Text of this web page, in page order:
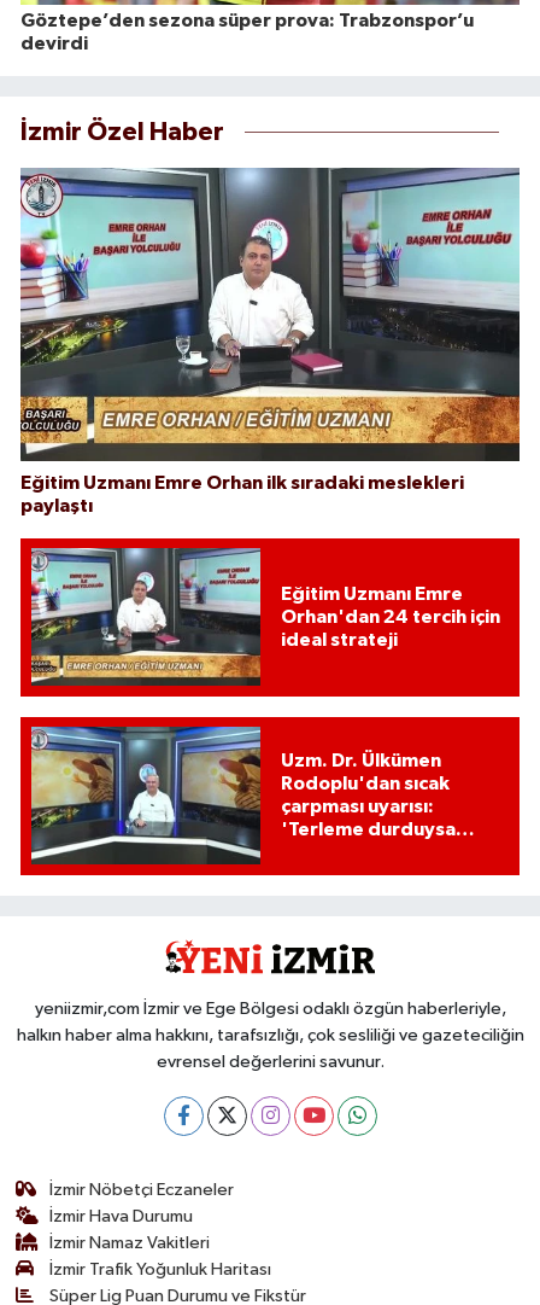
Göztepe’den sezona süper prova: Trabzonspor’u
devirdi
İzmir Özel Haber
Eğitim Uzmanı Emre Orhan ilk sıradaki meslekleri
paylaştı
Eğitim Uzmanı Emre
Orhan'dan 24 tercih için
ideal strateji
Uzm. Dr. Ülkümen
Rodoplu'dan sıcak
çarpması uyarısı:
'Terleme durduysa
başlamıştır!'
yeniizmir,com İzmir ve Ege Bölgesi odaklı özgün haberleriyle,
halkın haber alma hakkını, tarafsızlığı, çok sesliliği ve gazeteciliğin
evrensel değerlerini savunur.
İzmir Nöbetçi Eczaneler
İzmir Hava Durumu
İzmir Namaz Vakitleri
İzmir Trafik Yoğunluk Haritası
Süper Lig Puan Durumu ve Fikstür